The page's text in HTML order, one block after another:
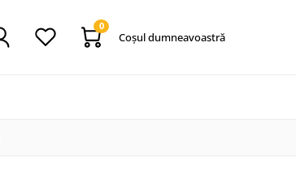
0
Coşul dumneavoastră